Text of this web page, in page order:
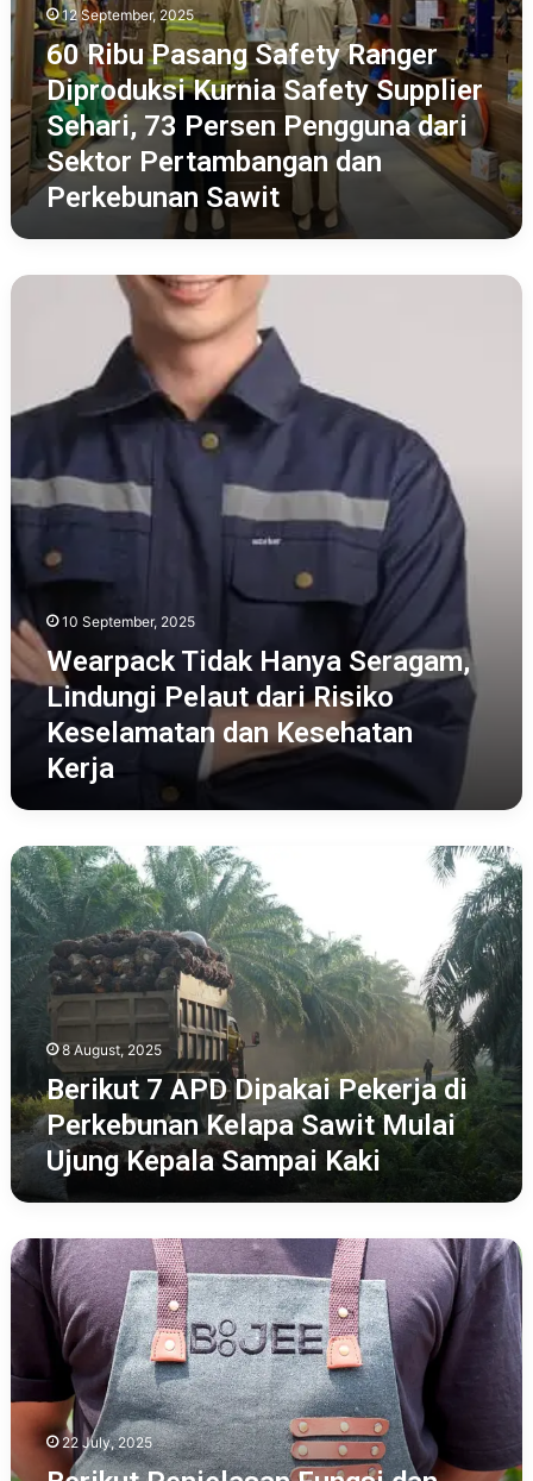
Pengguna
dari
Sektor
Pertambangan
dan
Perkebunan
Sawit
12 September, 2025
60 Ribu Pasang Safety Ranger
Diproduksi Kurnia Safety Supplier
Sehari, 73 Persen Pengguna dari
Sektor Pertambangan dan
Perkebunan Sawit
Wearpack
Pelaut
Keselamatan
dan
Kerja
10 September, 2025
Wearpack Tidak Hanya Seragam,
Lindungi Pelaut dari Risiko
Keselamatan dan Kesehatan
Kerja
Berikut
7
APD
Dipakai
Pekerja
Perkebunan
Sawit
Ujung
Kepala
Sampai
Kaki
8 August, 2025
Berikut 7 APD Dipakai Pekerja di
Perkebunan Kelapa Sawit Mulai
Ujung Kepala Sampai Kaki
Berikut
Penjelasan
Fungsi
Apron
Sebagai
Alat
Pelindung
Diri
22 July, 2025